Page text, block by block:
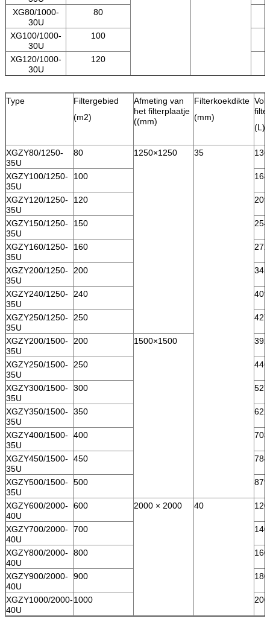
XG80/1000-
30U
80
XG100/1000-
30U
100
XG120/1000-
30U
120
Type
Filtergebied
(m2)
Afmeting van
het filterplaatje
((mm)
Filterkoekdikte
(mm)
(L)
XGZY80/1250-
35U
80 1250×1250 35
XGZY100/1250-
35U
100
XGZY120/1250-
35U
120
XGZY150/1250-
35U
150
XGZY160/1250-
35U
160
XGZY200/1250-
35U
200
XGZY240/1250-
35U
240
XGZY250/1250-
35U
250
XGZY200/1500-
35U
200 1500×1500
XGZY250/1500-
35U
250
XGZY300/1500-
35U
300
XGZY350/1500-
35U
350
XGZY400/1500-
35U
400
XGZY450/1500-
35U
450
XGZY500/1500-
35U
500
XGZY600/2000-
40U
600 2000 × 2000 40
XGZY700/2000-
40U
700
XGZY800/2000-
40U
800
XGZY900/2000-
40U
900
XGZY1000/2000-
40U
1000